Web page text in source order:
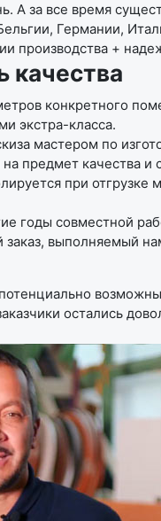
А за все время
Германии,
производства +
качества
конкретного
экстра-класса.
мастером по
предмет качества и
при
годы совместной
выполняемый
остались